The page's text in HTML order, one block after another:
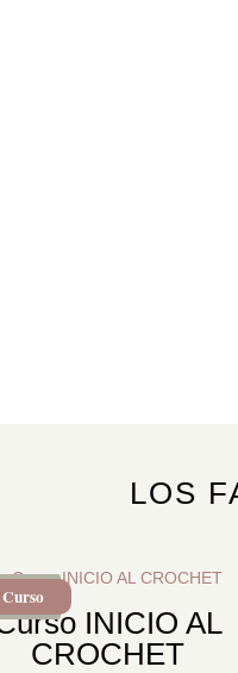
LOS
SALE!
Curso
INICIO AL
CROCHET